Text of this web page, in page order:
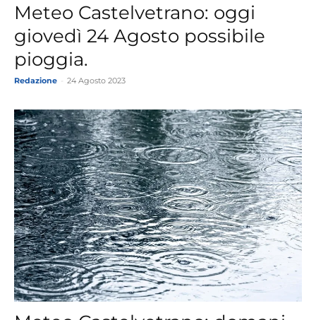
Meteo Castelvetrano: oggi
giovedì 24 Agosto possibile
pioggia.
Redazione 24 Agosto 2023